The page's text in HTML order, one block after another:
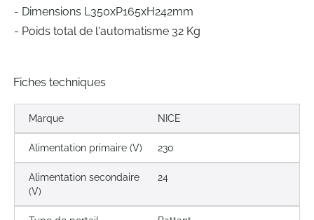
- Dimensions L350xP165xH242mm
- Poids total de l'automatisme 32 Kg
Fiches techniques
Marque NICE
Alimentation primaire (V) 230
Alimentation secondaire
(V)
24